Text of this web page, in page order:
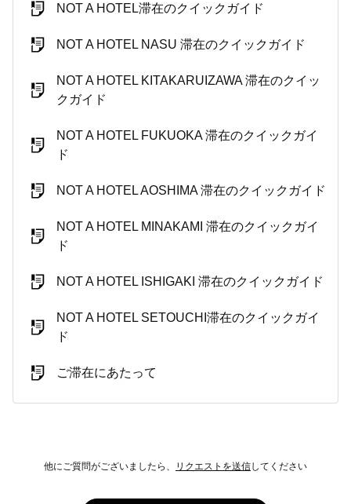
NOT A HOTEL滞在のクイックガイド
NOT A HOTEL NASU 滞在のクイックガイド
NOT A HOTEL KITAKARUIZAWA 滞在のクイッ
クガイド
NOT A HOTEL FUKUOKA 滞在のクイックガイ
ド
NOT A HOTEL AOSHIMA 滞在のクイックガイド
NOT A HOTEL MINAKAMI 滞在のクイックガイ
ド
NOT A HOTEL ISHIGAKI 滞在のクイックガイド
NOT A HOTEL SETOUCHI滞在のクイックガイ
ド
ご滞在にあたって
他にご質問がございましたら、 リクエストを送信してください